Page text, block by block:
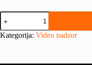
Kategorija: Video nadzor